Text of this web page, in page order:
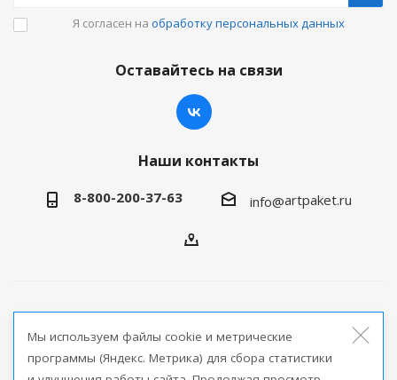
Я согласен на обработку персональных данных
Оставайтесь на связи
Наши контакты
8-800-200-37-63 info@artpaket.ru
продукции
Мы используем файлы cookie и метрические
программы (Яндекс. Метрика) для сбора статистики